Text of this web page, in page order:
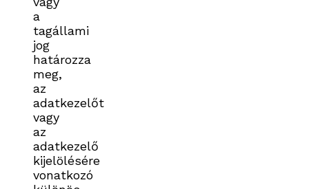
a
tagállami
jog
határozza
meg,
az
adatkezelőt
vagy
az
adatkezelő
kijelölésére
vonatkozó